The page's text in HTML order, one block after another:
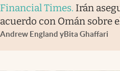
Financial Times. Irán
acuerdo con Omán sobre
Andrew England yBita Ghaffari